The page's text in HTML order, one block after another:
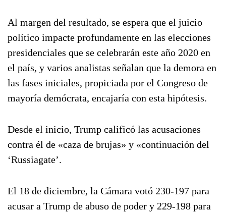
Al margen del resultado, se espera que el juicio
político impacte profundamente en las elecciones
presidenciales que se celebrarán este año 2020 en
el país, y varios analistas señalan que la demora en
las fases iniciales, propiciada por el Congreso de
mayoría demócrata, encajaría con esta hipótesis.
Desde el inicio, Trump calificó las acusaciones
contra él de «caza de brujas» y «continuación del
‘Russiagate’.
El 18 de diciembre, la Cámara votó 230-197 para
acusar a Trump de abuso de poder y 229-198 para